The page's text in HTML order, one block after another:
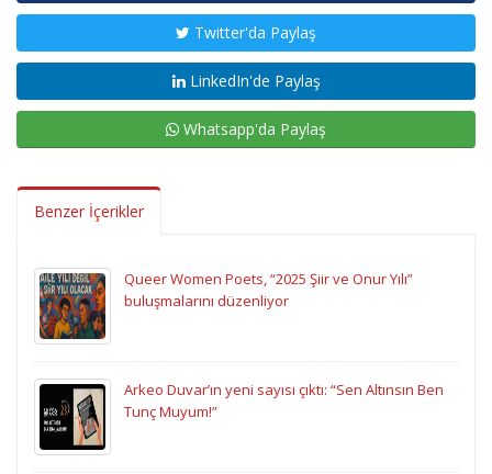
Twitter'da Paylaş
LinkedIn'de Paylaş
Whatsapp'da Paylaş
Benzer İçerikler
Queer Women Poets, “2025 Şiir ve Onur Yılı”
buluşmalarını düzenliyor
Arkeo Duvar’ın yeni sayısı çıktı: “Sen Altınsın Ben
Tunç Muyum!”